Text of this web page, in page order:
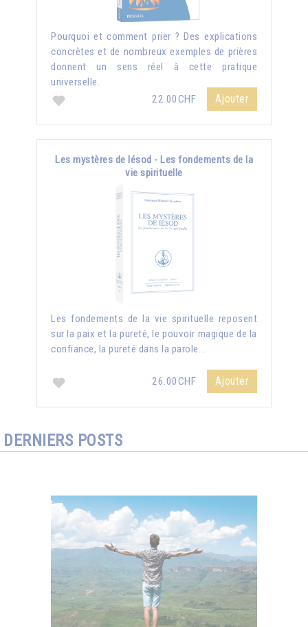
Pourquoi et comment prier ? Des explications
concrètes et de nombreux exemples de prières
donnent un sens réel à cette pratique
universelle.
22.00CHF
Ajouter
Les mystères de Iésod - Les fondements de la
vie spirituelle
Les fondements de la vie spirituelle reposent
sur la paix et la pureté, le pouvoir magique de la
confiance, la pureté dans la parole...
26.00CHF Ajouter
DERNIERS POSTS